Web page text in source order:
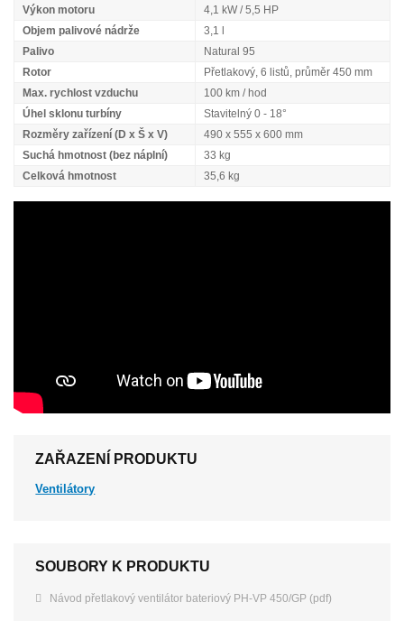
Výkon motoru
4,1 kW / 5,5 HP
Objem palivové nádrže
3,1 l
Palivo
Natural 95
Rotor
Přetlakový, 6 listů, průměr 450 mm
Max. rychlost vzduchu
100 km / hod
Úhel sklonu turbíny
Stavitelný 0 - 18°
Rozměry zařízení (D x Š x V)
490 x 555 x 600 mm
Suchá hmotnost (bez náplní)
33 kg
Celková hmotnost
35,6 kg
ZAŘAZENÍ PRODUKTU
Ventilátory
SOUBORY K PRODUKTU
Návod přetlakový ventilátor bateriový PH-VP 450/GP (pdf)